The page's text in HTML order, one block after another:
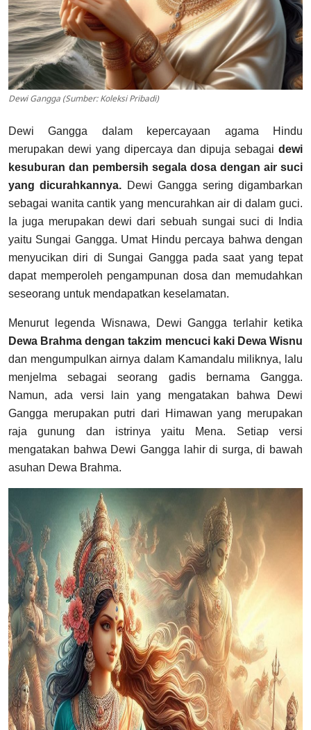
Dewi Gangga (Sumber: Koleksi Pribadi)
Dewi Gangga dalam kepercayaan agama Hindu
merupakan dewi yang dipercaya dan dipuja sebagai dewi
kesuburan dan pembersih segala dosa dengan air suci
yang dicurahkannya. Dewi Gangga sering digambarkan
sebagai wanita cantik yang mencurahkan air di dalam guci.
Ia juga merupakan dewi dari sebuah sungai suci di India
yaitu Sungai Gangga. Umat Hindu percaya bahwa dengan
menyucikan diri di Sungai Gangga pada saat yang tepat
dapat memperoleh pengampunan dosa dan memudahkan
seseorang untuk mendapatkan keselamatan.
Menurut legenda Wisnawa, Dewi Gangga terlahir ketika
Dewa Brahma dengan takzim mencuci kaki Dewa Wisnu
dan mengumpulkan airnya dalam Kamandalu miliknya, lalu
menjelma sebagai seorang gadis bernama Gangga.
Namun, ada versi lain yang mengatakan bahwa Dewi
Gangga merupakan putri dari Himawan yang merupakan
raja gunung dan istrinya yaitu Mena. Setiap versi
mengatakan bahwa Dewi Gangga lahir di surga, di bawah
asuhan Dewa Brahma.